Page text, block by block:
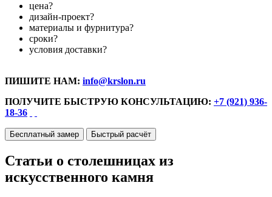
цена?
дизайн-проект?
материалы и фурнитура?
сроки?
условия доставки?
ПИШИТЕ НАМ: info@krslon.ru
ПОЛУЧИТЕ БЫСТРУЮ КОНСУЛЬТАЦИЮ: +7 (921) 936-
18-36
Бесплатный замер Быстрый расчёт
Статьи о столешницах из
искусственного камня